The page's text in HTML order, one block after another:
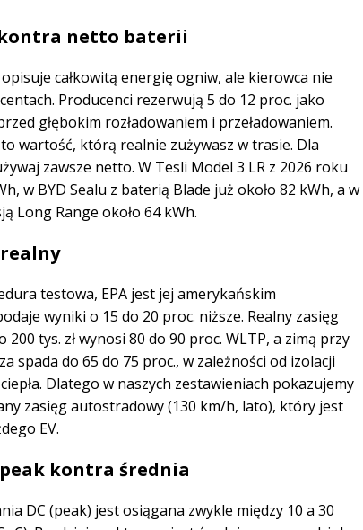
netto baterii
całkowitą energię ogniw, ale kierowca nie
Producenci rezerwują 5 do 12 proc. jako
głębokim rozładowaniem i przeładowaniem.
wartość, którą realnie zużywasz w trasie. Dla
zawsze netto. W Tesli Model 3 LR z 2026 roku
w BYD Sealu z baterią Blade już około 82 kWh, a w
Long Range około 64 kWh.
realny
testowa, EPA jest jej amerykańskim
wyniki o 15 do 20 proc. niższe. Realny zasięg
tys. zł wynosi 80 do 90 proc. WLTP, a zimą przy
spada do 65 do 75 proc., w zależności od izolacji
Dlatego w naszych zestawieniach pokazujemy
zasięg autostradowy (130 km/h, lato), który jest
EV.
peak kontra średnia
DC (peak) jest osiągana zwykle między 10 a 30